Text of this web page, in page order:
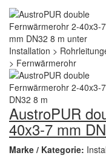
AustroPUR
40x3-7 mm
Marke / Kategorie: